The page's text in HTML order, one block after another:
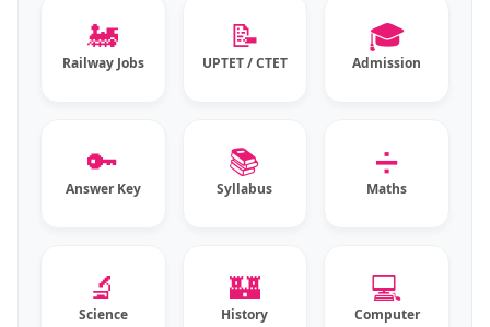
🚂
Railway Jobs
📝
UPTET / CTET
🎓
Admission
🔑
Answer Key
📚
Syllabus
➗
Maths
🔬
Science
🏰
History
💻
Computer